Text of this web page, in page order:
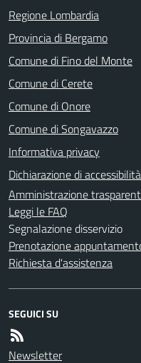
Regione Lombardia
Provincia di Bergamo
Comune di Fino del Monte
Comune di Cerete
Comune di Onore
Comune di Songavazzo
Informativa privacy
Dichiarazione di accessibilità
Amministrazione
Leggi le FAQ
Segnalazione disservizio
Prenotazione
Richiesta d'assistenza
SEGUICI SU
Newsletter